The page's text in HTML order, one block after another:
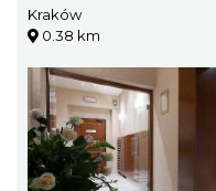
Kraków
0.38 km